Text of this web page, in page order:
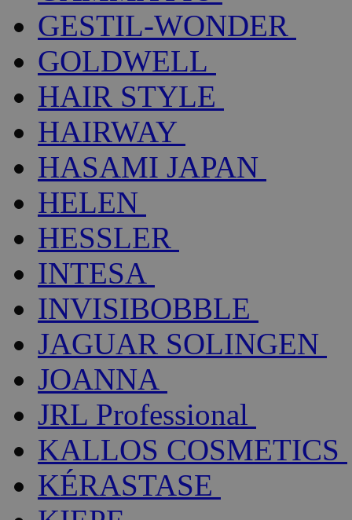
GESTIL-WONDER
GOLDWELL
HAIR STYLE
HAIRWAY
HASAMI JAPAN
HELEN
HESSLER
INTESA
INVISIBOBBLE
JAGUAR SOLINGEN
JOANNA
JRL Professional
KALLOS COSMETICS
KÉRASTASE